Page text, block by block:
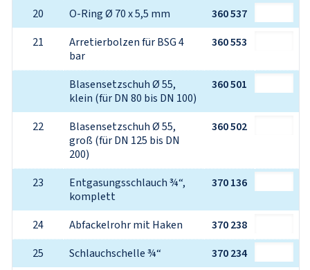
20
O-Ring Ø 70 x 5,5 mm
360 537
21
Arretierbolzen für BSG 4
bar
360 553
Blasensetzschuh Ø 55,
klein (für DN 80 bis DN 100)
360 501
22
Blasensetzschuh Ø 55,
groß (für DN 125 bis DN
200)
360 502
23
Entgasungsschlauch ¾“,
komplett
370 136
24 Abfackelrohr mit Haken
370 238
25
Schlauchschelle ¾“
370 234